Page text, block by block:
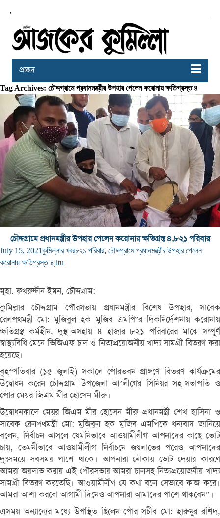
,
প্রচ্ছদ
Tag Archives: চৌদ্দগ্রামে প্রধানমন্ত্রীর উপহার পেলেন করোনায় ক্ষতিগ্রস্ত ৪
চৌদ্দগ্রামে প্রধানমন্ত্রীর উপহার পেলেন করোনায় ক্ষতিগ্রস্ত ৪,৮২১ পরিবার
July 15, 2021কুমিল্লার খবর৮২১ পরিবার, চৌদ্দগ্রামে প্রধানমন্ত্রীর উপহার পেলেন
করোনায় ক্ষতিগ্রস্ত ৪jitu
মুহা. ফখরুদ্দীন ইমন, চৌদ্দগ্রাম:
কুমিল্লার চৌদ্দগ্রাম পৌরসভায় প্রধানমন্ত্রীর বিশেষ উপহার, সাবেক
রেলপথমন্ত্রী মো: মুজিবুল হক মুজিব এমপি’র দিকনির্দেশনায় করোনায়
ক্ষতিগ্রস্থ কর্মহীন, দুস্থ-অসহায় ৪ হাজার ৮২১ পরিবারের মাঝে সম্পূর্ণ
স্বাস্থ্যবিধি মেনে ভিজিএফ চাল ও নিত্যপ্রয়োজনীয় খাদ্য সামগ্রী বিতরণ করা
হয়েছে।
বৃহস্পতিবার (১৫ জুলাই) সকালে পৌরভবন প্রাঙ্গণে বিতরণ কার্যক্রমের
উদ্বোধন করেন চৌদ্দগ্রাম উপজেলা আ’লীগের সিনিয়র সহ-সভাপতি ও
পৌর মেয়র জিএম মীর হোসেন মীরু।
উদ্বোধনকালে মেয়র জিএম মীর হোসেন মীরু প্রধানমন্ত্রী শেখ হাসিনা ও
সাবেক রেলপথমন্ত্রী মো: মুজিবুল হক মুজিব এমপিকে ধন্যবাদ জানিয়ে
বলেন, নির্বাচন আসলে যেমনিভাবে আওয়ামীলীগ আপনাদের কাছে ভোট
চায়, তেমনীভাবে আওয়ামীলীগ নির্বাচনে জয়লাভের পরেও আপনাদের
দুঃসময়ে সবসময় পাশে থাকে। আপনারা নৌকায় ভোট দেয়ার কারণে
আমরা জয়লাভ করায় এই পৌরসভায় আমরা চালসহ নিত্যপ্রয়োজনীয় খাদ্য
সামগ্রী বিতরণ করতেছি। আওয়ামীলীগ যে কথা বলে সেভাবে কাজ করে।
আমরা আশা করবো আগামী দিনেও আপনারা আমাদের পাশে থাকবেন”।
এসময় অন্যান্যের মধ্যে উপস্থিত ছিলেন পৌর সচীব মো: হারুনুর রশিদ,